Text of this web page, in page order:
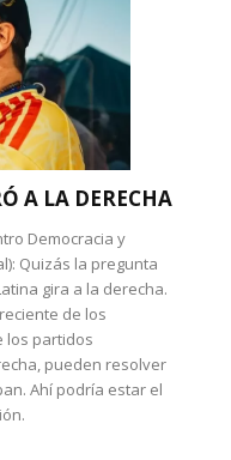
A LA DERECHA
Democracia y
Quizás la pregunta
gira a la derecha.
de los
los partidos
pueden resolver
Ahí podría estar el